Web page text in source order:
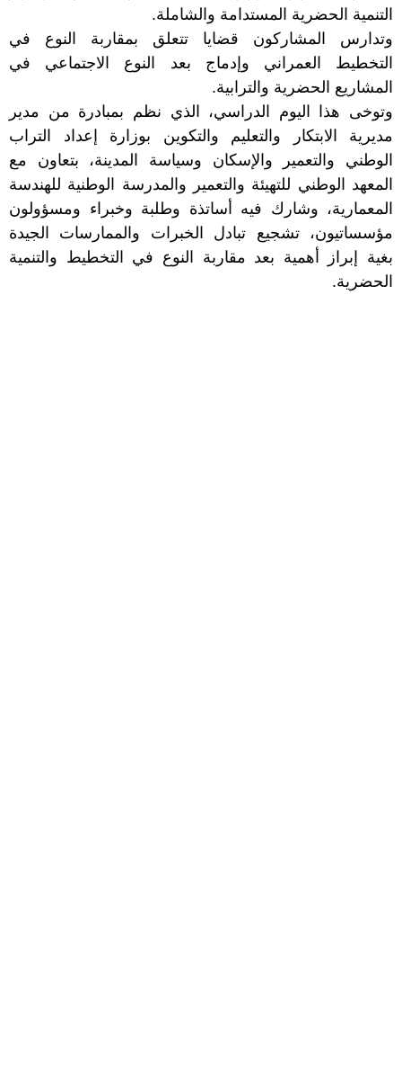
التنمية الحضرية المستدامة والشاملة.
وتدارس المشاركون قضايا تتعلق بمقاربة النوع في
التخطيط العمراني وإدماج بعد النوع الاجتماعي في
المشاريع الحضرية والترابية.
وتوخى هذا اليوم الدراسي، الذي نظم بمبادرة من مدير
مديرية الابتكار والتعليم والتكوين بوزارة إعداد التراب
الوطني والتعمير والإسكان وسياسة المدينة، بتعاون مع
المعهد الوطني للتهيئة والتعمير والمدرسة الوطنية للهندسة
المعمارية، وشارك فيه أساتذة وطلبة وخبراء ومسؤولون
مؤسساتيون، تشجيع تبادل الخبرات والممارسات الجيدة
بغية إبراز أهمية بعد مقاربة النوع في التخطيط والتنمية
الحضرية.